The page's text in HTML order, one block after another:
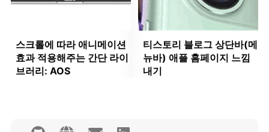
스크롤에 따라 애니메이션
효과 적용해주는 간단 라이
브러리: AOS
티스토리 블로그 상단바(메
뉴바) 애플 홈페이지 느낌
내기